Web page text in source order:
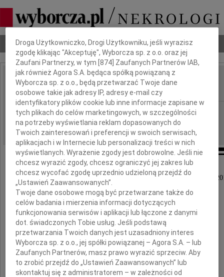
Nekrologi Odeszli Poradnik pogrzebowy
IMIĘ I NAZWISKO: Maria Karska
REGION: Kraków
DATA EMISJI: 16.09.2011
Z głębokim smutkiem zawiadamiamy, że 3 września
w Krakowie odeszła, przeżywszy 79 lat,
nasza najukochańsza Mama
Maria Karska
Dbamy o Twoją prywatność
Droga Użytkowniczko, Drogi Użytkowniku, jeśli wyrazisz
zgodę klikając "Akceptuję", Wyborcza sp. z o.o. oraz jej
Zaufani Partnerzy, w tym [874 ] Zaufanych Partnerów IAB,
jak również Agora S.A. będąca spółką powiązaną z
Wyborcza sp. z o.o., będą przetwarzać Twoje dane
osobowe takie jak adresy IP, adresy e-mail czy
identyfikatory plików cookie lub inne informacje zapisane w
tych plikach do celów marketingowych, w szczególności
na potrzeby wyświetlania reklam dopasowanych do
Twoich zainteresowań i preferencji w swoich serwisach,
aplikacjach i w Internecie lub personalizacji treści w nich
wyświetlanych. Wyrażenie zgody jest dobrowolne. Jeśli nie
chcesz wyrazić zgody, chcesz ograniczyć jej zakres lub
chcesz wycofać zgodę uprzednio udzieloną przejdź do
„Ustawień Zaawansowanych”.
Twoje dane osobowe mogą być przetwarzane także do
celów badania i mierzenia informacji dotyczących
funkcjonowania serwisów i aplikacji lub łączone z danymi
dot. świadczonych Tobie usług. Jeśli podstawą
przetwarzania Twoich danych jest uzasadniony interes
Wyborcza sp. z o.o., jej spółki powiązanej – Agora S.A. – lub
Zaufanych Partnerów, masz prawo wyrazić sprzeciw. Aby
to zrobić przejdź do „Ustawień Zaawansowanych” lub
skontaktuj się z administratorem – w zależności od